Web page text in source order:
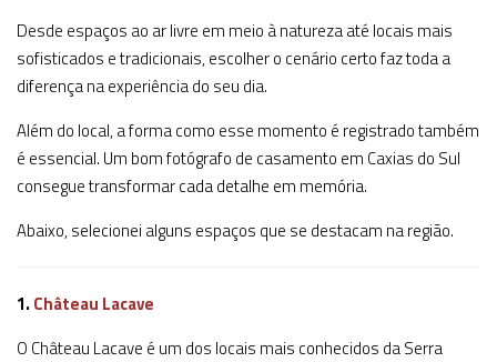
Desde espaços ao ar livre em meio à natureza até locais mais
sofisticados e tradicionais, escolher o cenário certo faz toda a
diferença na experiência do seu dia.
Além do local, a forma como esse momento é registrado também
é essencial. Um bom fotógrafo de casamento em Caxias do Sul
consegue transformar cada detalhe em memória.
Abaixo, selecionei alguns espaços que se destacam na região.
1. Château Lacave
O Château Lacave é um dos locais mais conhecidos da Serra